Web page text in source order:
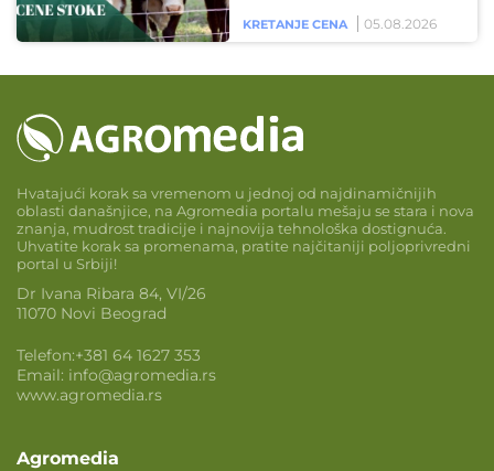
KRETANJE CENA 05.08.2026
Hvatajući korak sa vremenom u jednoj od najdinamičnijih
oblasti današnjice, na Agromedia portalu mešaju se stara i nova
znanja, mudrost tradicije i najnovija tehnološka dostignuća.
Uhvatite korak sa promenama, pratite najčitaniji poljoprivredni
portal u Srbiji!
Dr Ivana Ribara 84, VI/26
11070 Novi Beograd
Telefon:+381 64 1627 353
Email: info@agromedia.rs
www.agromedia.rs
Agromedia